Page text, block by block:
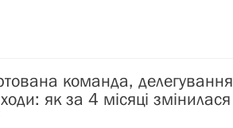
команда, делегування
як за 4 місяці змінилася